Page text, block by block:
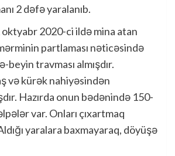
2 dəfə yaralanıb.
oktyabr 2020-ci ildə mina atan
partlaması nəticəsində
beyin travması almışdır.
və kürək nahiyəsindən
Hazırda onun bədənində 150-
var. Onları çıxartmaq
yaralara baxmayaraq, döyüşə